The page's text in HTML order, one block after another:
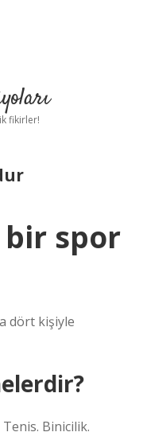
fikirler!
spor
dört kişiyle
Binicilik.